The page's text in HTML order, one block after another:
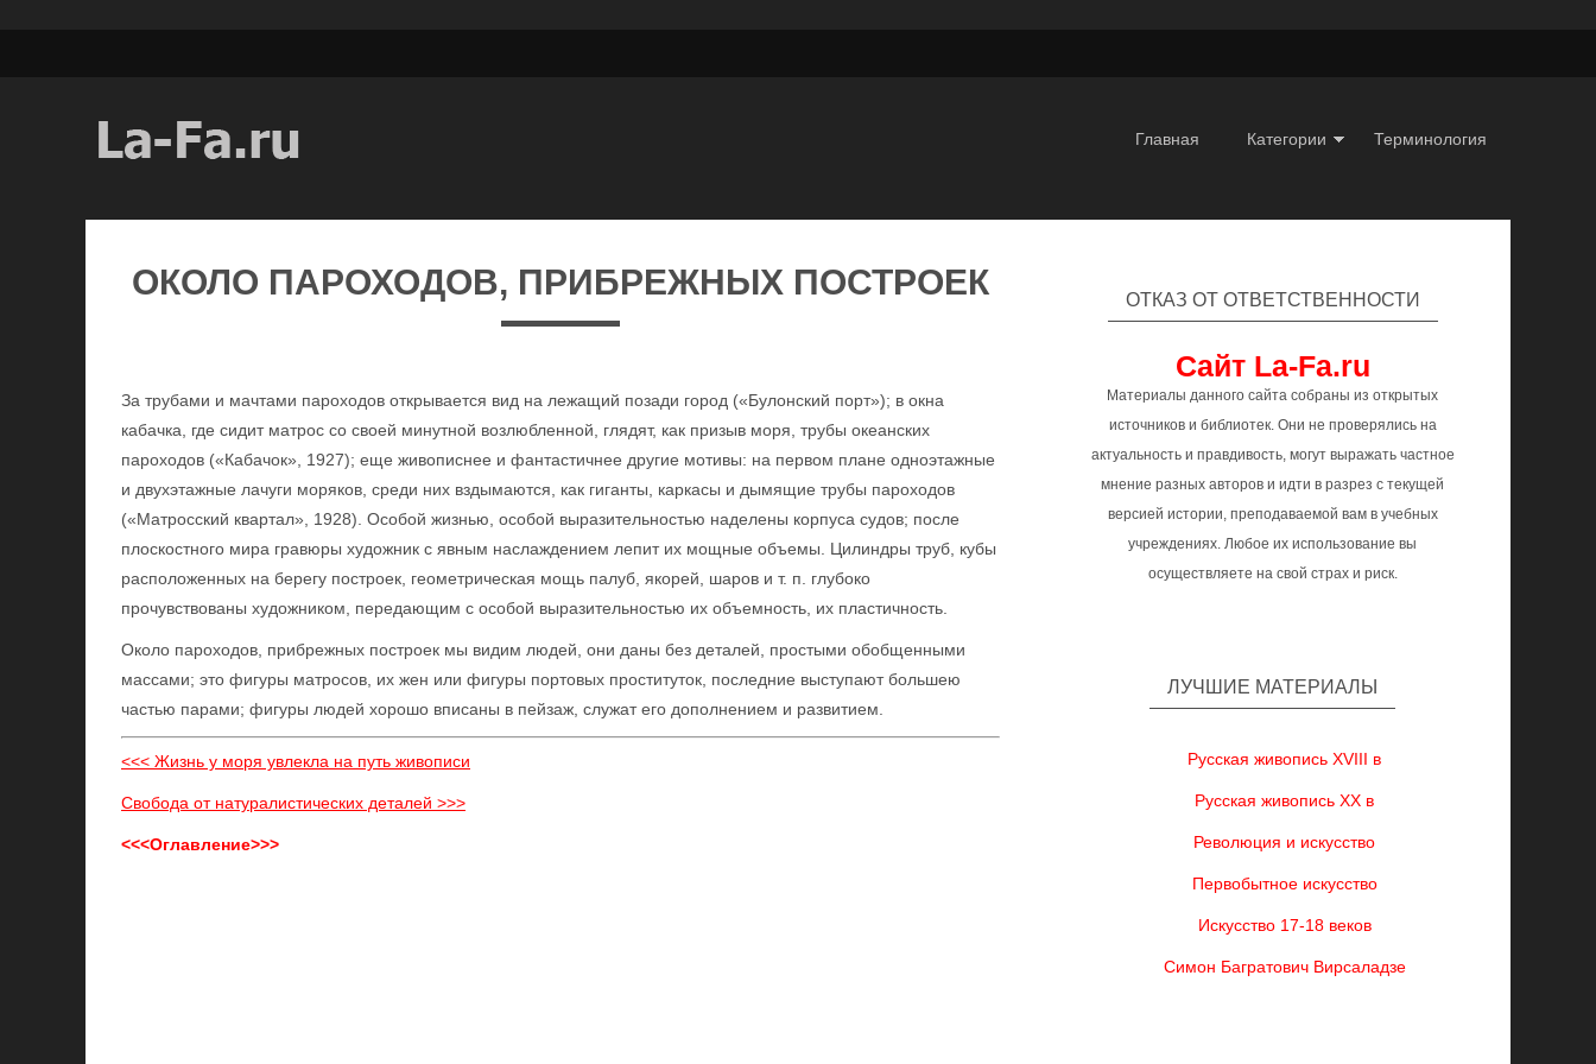
Главная Категории Терминология
ОКОЛО ПАРОХОДОВ, ПРИБРЕЖНЫХ ПОСТРОЕК
За трубами и мачтами пароходов открывается вид на лежащий позади город («Булонский порт»); в окна
кабачка, где сидит матрос со своей минутной возлюбленной, глядят, как призыв моря, трубы океанских
пароходов («Кабачок», 1927); еще живописнее и фантастичнее другие мотивы: на первом плане одноэтажные
и двухэтажные лачуги моряков, среди них вздымаются, как гиганты, каркасы и дымящие трубы пароходов
(«Матросский квартал», 1928). Особой жизнью, особой выразительностью наделены корпуса судов; после
плоскостного мира гравюры художник с явным наслаждением лепит их мощные объемы. Цилиндры труб, кубы
расположенных на берегу построек, геометрическая мощь палуб, якорей, шаров и т. п. глубоко
прочувствованы художником, передающим с особой выразительностью их объемность, их пластичность.
Около пароходов, прибрежных построек мы видим людей, они даны без деталей, простыми обобщенными
массами; это фигуры матросов, их жен или фигуры портовых проституток, последние выступают большею
частью парами; фигуры людей хорошо вписаны в пейзаж, служат его дополнением и развитием.
<<< Жизнь у моря увлекла на путь живописи
Свобода от натуралистических деталей >>>
<<<Оглавление>>>
ОТКАЗ ОТ ОТВЕТСТВЕННОСТИ
Сайт La-Fa.ru
Материалы данного сайта собраны из открытых
источников и библиотек. Они не проверялись на
актуальность и правдивость, могут выражать частное
мнение разных авторов и идти в разрез с текущей
версией истории, преподаваемой вам в учебных
учреждениях. Любое их использование вы
осуществляете на свой страх и риск.
ЛУЧШИЕ МАТЕРИАЛЫ
Русская живопись XVIII в
Русская живопись XX в
Революция и искусство
Первобытное искусство
Искусство 17-18 веков
Симон Багратович Вирсаладзе